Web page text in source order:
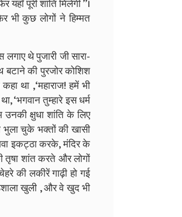
पूरी शांति मिलेगी ’’।
भी कुछ लोगों ने हिम्मत
थे पुजारी जी सारा-
बटाने की पुरजोर कोशिश
था ,‘महाराज! हमें भी
‘भगवान तुम्हारे इस धर्म
क्षुधा शांति के लिए
भुला चुके भक्तों की खासी
इकट्ठा करके, मंदिर के
तृषा शांत करते और लोगों
की लकीरें गाढ़ी हो गई
खुली , और वे खुद भी